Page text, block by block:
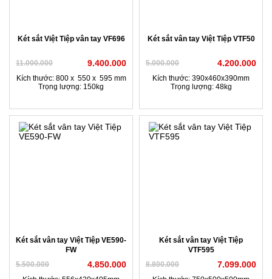
Két sắt Việt Tiệp vân tay VF696
11.000.000 9.400.000
Kích thước: 800 x 550 x 595 mm
Trọng lượng: 150kg
Két sắt vân tay Việt Tiệp VTF50
5.000.000 4.200.000
Kích thước: 390x460x390mm
Trọng lượng: 48kg
Két sắt vân tay Việt Tiệp VE590-
FW
5.500.000
4.850.000
Két sắt vân tay Việt Tiệp
VTF595
8.800.000
7.099.000